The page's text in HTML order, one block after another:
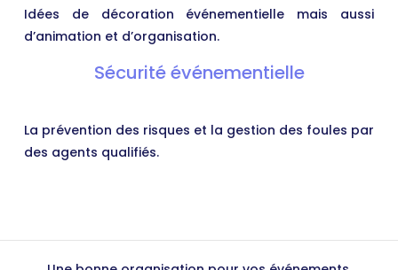
Idées de décoration événementielle mais aussi
d’animation et d’organisation.
Sécurité événementielle
La prévention des risques et la gestion des foules par
des agents qualifiés.